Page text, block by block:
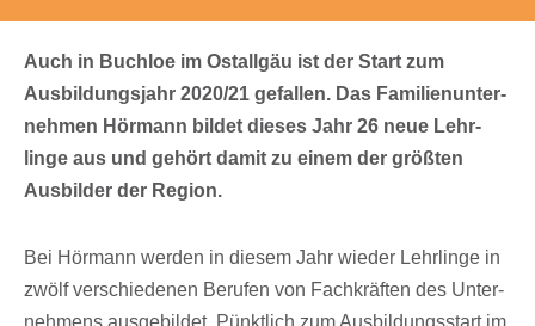
Auch in Buch­loe im Ostall­gäu ist der Start zum
Ausbil­dungs­jahr 2020/​21 gefal­len. Das Fami­li­en­un­ter­
neh­men Hörmann bildet dieses Jahr 26 neue Lehr­
linge aus und gehört damit zu einem der größ­ten
Ausbil­der der Region.
Bei Hörmann werden in diesem Jahr wieder Lehr­linge in
zwölf verschie­de­nen Beru­fen von Fach­kräf­ten des Unter­
neh­mens ausge­bil­det. Pünkt­lich zum Ausbil­dungs­start im